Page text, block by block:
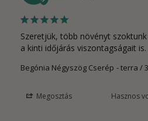
Szeretjük, több növényt
a kinti időjárás viszontagságait is.
Begónia Négyszög Cserép terra /
Megosztás Hasznos